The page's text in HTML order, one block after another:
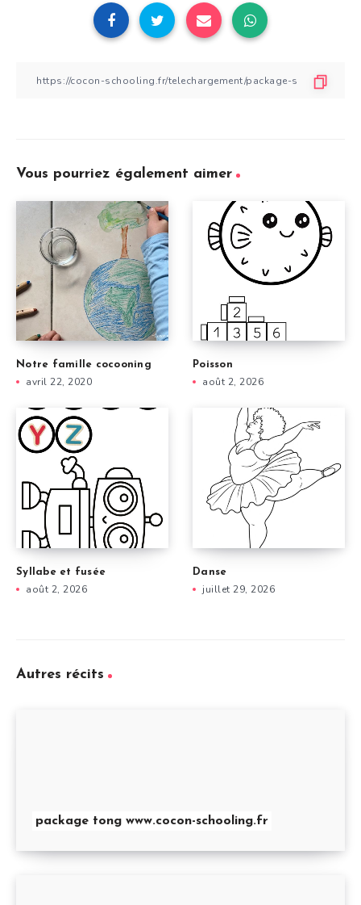
Vous pourriez également aimer
Notre famille cocooning
avril 22, 2020
Poisson
août 2, 2026
Syllabe et fusée
août 2, 2026
Danse
juillet 29, 2026
Autres récits
package tong www.cocon-schooling.fr